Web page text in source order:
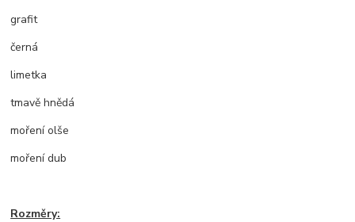
grafit
černá
limetka
tmavě hnědá
moření olše
moření dub
Rozměry: